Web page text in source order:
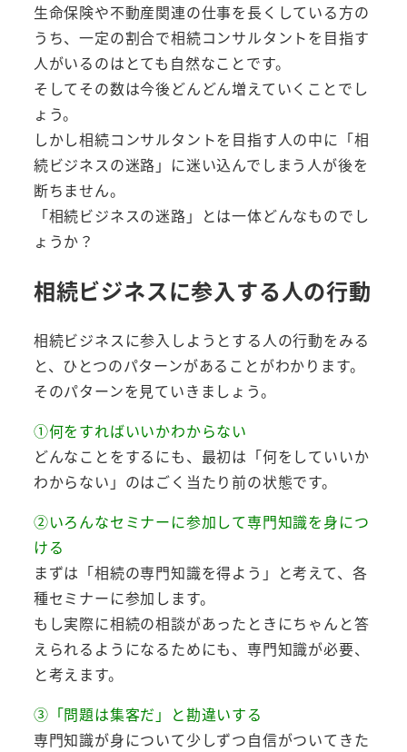
生命保険や不動産関連の仕事を長くしている方の
うち、一定の割合で相続コンサルタントを目指す
人がいるのはとても自然なことです。
そしてその数は今後どんどん増えていくことでし
ょう。
しかし相続コンサルタントを目指す人の中に「相
続ビジネスの迷路」に迷い込んでしまう人が後を
断ちません。
「相続ビジネスの迷路」とは一体どんなものでし
ょうか？
相続ビジネスに参入する人の行動
相続ビジネスに参入しようとする人の行動をみる
と、ひとつのパターンがあることがわかります。
そのパターンを見ていきましょう。
①何をすればいいかわからない
どんなことをするにも、最初は「何をしていいか
わからない」のはごく当たり前の状態です。
②いろんなセミナーに参加して専門知識を身につ
ける
まずは「相続の専門知識を得よう」と考えて、各
種セミナーに参加します。
もし実際に相続の相談があったときにちゃんと答
えられるようになるためにも、専門知識が必要、
と考えます。
③「問題は集客だ」と勘違いする
専門知識が身について少しずつ自信がついてきた